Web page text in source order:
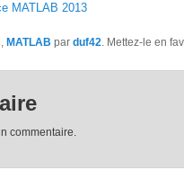
MATLAB 2013
, MATLAB parduf42. Mettez-le en
commentaire.